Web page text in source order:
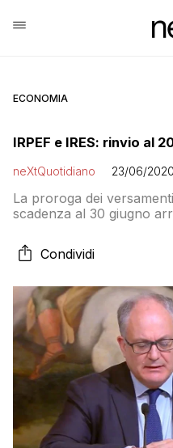
ECONOMIA
IRPEF e IRES: rinvio al
neXtQuotidiano 23/06/2020
La proroga dei
scadenza al 30 giugno
e poi dal 21 luglio al 20
estiva) per chi opterà di
Condividi